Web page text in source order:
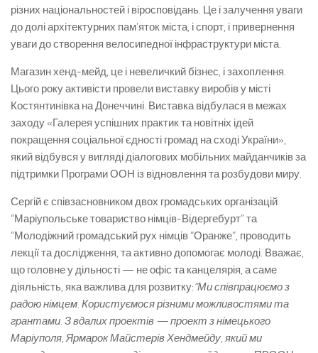
різних національностей і віросповідань. Це і залучення уваги
до долі архітектурних пам’яток міста, і спорт, і привернення
уваги до створення велосипедної інфраструктури міста.
Магазин хенд-мейд, це і невеличкий бізнес, і захоплення.
Цього року активісти провели виставку виробів у місті
Костянтинівка на Донеччині. Виставка відбулася в межах
заходу «Галерея успішних практик та новітніх ідей
покращення соціальної єдності громад на сході України»,
який відбувся у вигляді діалогових мобільних майданчиків за
підтримки Програми ООН із відновлення та розбудови миру.
Сергій є співзасновником двох громадських організацій
“Маріупольське товариство німців-Відергебурт” та
“Молодіжний громадський рух німців “Оранже”, проводить
лекції та дослідження, та активно допомогає молоді. Вважає,
що головне у дільності — не офіс та канцелярія, а саме
діяльність, яка важлива для розвитку:“Ми співпрацюємо з
радою німцем. Користуємося різними можливостями та
грантами. З вдалих проектів — проект з німецького
Маріуполя, Ярмарок Майстерів Хендмейду, який ми